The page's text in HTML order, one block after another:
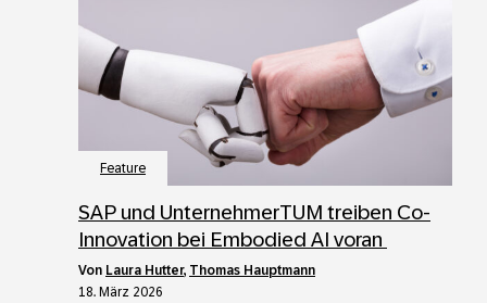
Feature
SAP und UnternehmerTUM treiben Co-
Innovation bei Embodied AI voran
von Laura Hutter, Thomas Hauptmann
18. März 2026